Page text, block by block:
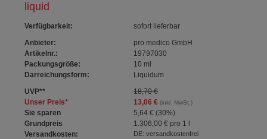
liquid
Verfügbarkeit:
sofort lieferbar
Anbieter:
pro medico GmbH
Artikelnr.:
19797030
Packungsgröße:
10 ml
Darreichungsform:
Liquidum
UVP**
18,70 €
Unser Preis* 13,06 €(inkl. MwSt.)
Sie sparen 5,64 € (30%)
Grundpreis
1.306,00 €pro 1 l
Versandkosten:
DE: versandkostenfrei